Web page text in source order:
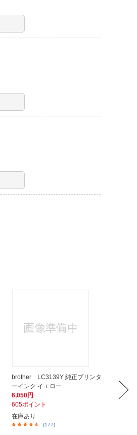
brother LC3139Y 純正プリンタ
ーインク イエロー
6,050円
605ポイント
在庫あり
(177)
イン
1,190円